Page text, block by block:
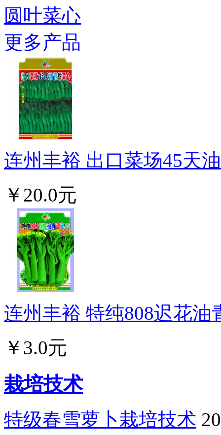
圆叶菜心
更多产品
连州丰裕 出口菜场45天
￥20.0元
连州丰裕 特纯808迟花油
￥3.0元
栽培技术
特级春雪萝卜栽培技术